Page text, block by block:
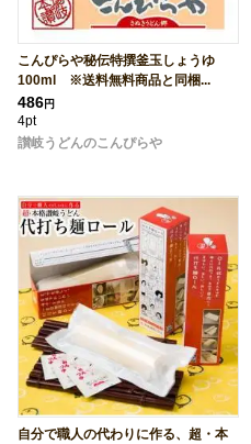
こんぴらや秘伝特撰釜玉しょうゆ
100ml ※送料無料商品と同梱...
486円
4pt
讃岐うどんのこんぴらや
自分で職人の代わりに作る、超・本